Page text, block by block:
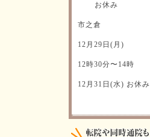
お休み
市之倉
12月29日(月)
12時30分〜14時
12月31日(水) お休み